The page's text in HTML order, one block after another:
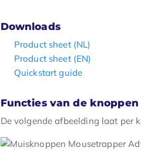
Downloads
Product sheet (NL)
Product sheet (EN)
Quickstart guide
Functies van de knoppen
De volgende afbeelding laat per